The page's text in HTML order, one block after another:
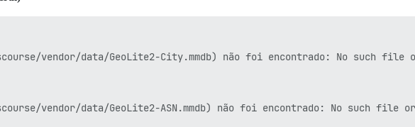
memória demais (usando: 500.67M) para 'Starserver-app', reiniciando
Error: Could not find module `discourse/lib/theme-settings-store`
this error
Error: Could not find module `discourse/lib/theme-settings-store`
vendor/data/GeoLite2-City.mmdb) não foi encontrado: No such
vendor/data/GeoLite2-ASN.mmdb) não foi encontrado: No such file